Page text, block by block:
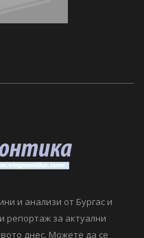
и анализи от Бургас и
репортаж за актуални
днес. Можете да се